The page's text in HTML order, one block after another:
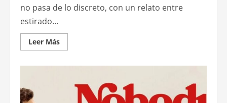
no pasa de lo discreto, con un relato entre
estirado...
Leer MásLeer
más
llamas
Temporada